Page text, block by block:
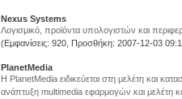
Nexus Systems
Λογισμικό, προϊόντα υπολογιστών και
(Εμφανίσεις: 920, Προσθήκη: 2007-12-03
PlanetMedia
H PlanetMedia ειδικεύεται στη μελέτη και
ανάπτυξη multimedia εφαρμογών και μελέτη